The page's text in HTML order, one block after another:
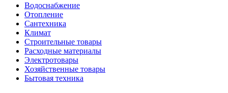
Водоснабжение
Отопление
Сантехника
Климат
Строительные товары
Расходные материалы
Электротовары
Хозяйственные товары
Бытовая техника